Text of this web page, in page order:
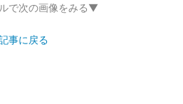
で次の画像をみる▼
事に戻る